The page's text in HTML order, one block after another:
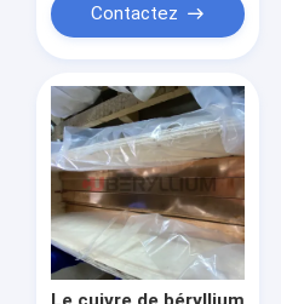
Contactez